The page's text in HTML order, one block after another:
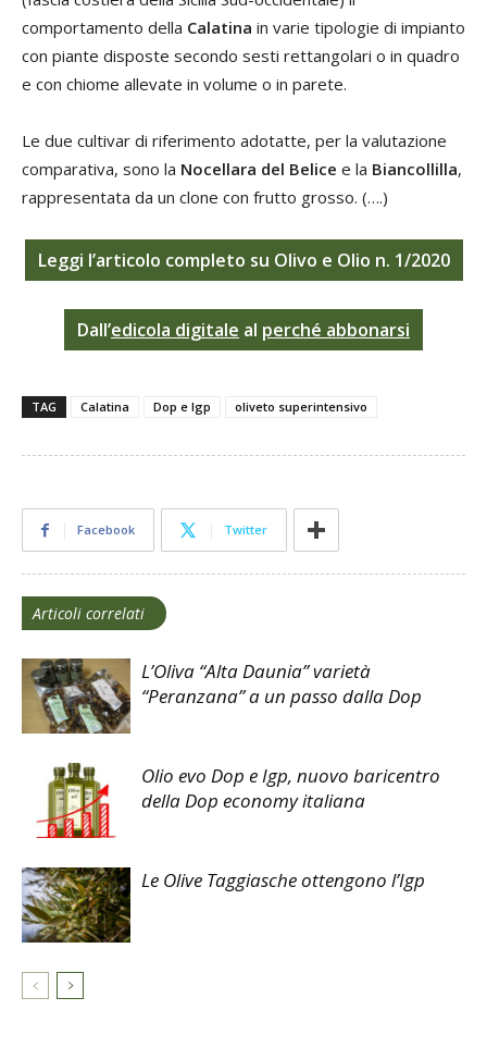
comportamento della Calatina in varie tipologie di impianto
con piante disposte secondo sesti rettangolari o in quadro
e con chiome allevate in volume o in parete.
Le due cultivar di riferimento adotatte, per la valutazione
comparativa, sono la Nocellara del Belice e la Biancollilla,
rappresentata da un clone con frutto grosso. (….)
Leggi l’articolo completo su Olivo e Olio n. 1/2020
Dall’edicola digitale al perché abbonarsi
TAG Calatina Dop e Igp oliveto superintensivo
Facebook Twitter
Articoli correlati
L’Oliva “Alta Daunia” varietà
“Peranzana” a un passo dalla Dop
Olio evo Dop e Igp, nuovo baricentro
della Dop economy italiana
Le Olive Taggiasche ottengono l’Igp